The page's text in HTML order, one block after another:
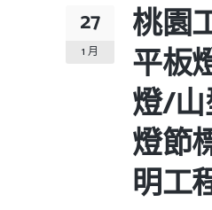
27
1 月
桃園
平板
燈/
燈節
明工